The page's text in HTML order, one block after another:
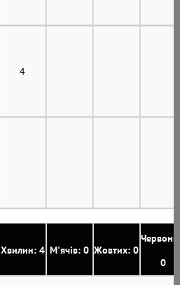
Хвилин: 4 М'ячів: 0 Жовтих: 0
0
4